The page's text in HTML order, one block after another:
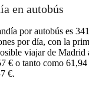
en autobús
por autobús es
por día, con la
viajar de Madrid
€ o tanto como
€.